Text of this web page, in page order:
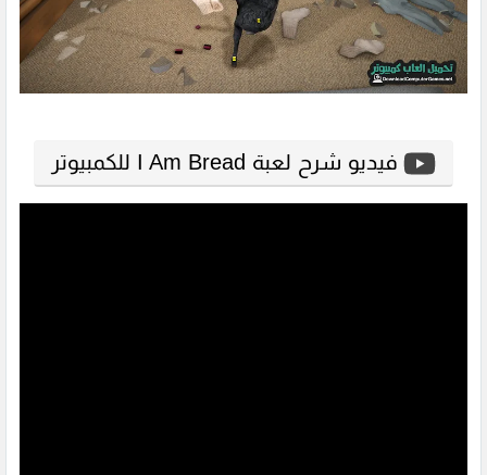
فيديو شرح لعبة I Am Bread للكمبيوتر